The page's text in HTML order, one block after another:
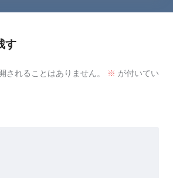
す
されることはありません。 ※ が付いてい